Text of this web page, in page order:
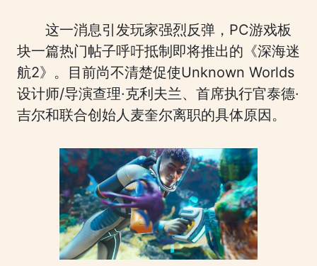
这一消息引发玩家强烈反弹，PC游戏板
块一篇热门帖子呼吁抵制即将推出的《深海迷
航2》。目前尚不清楚促使Unknown Worlds
设计师/导演查理·克利夫兰、首席执行官泰德·
吉尔和联合创始人麦奎尔离职的具体原因。